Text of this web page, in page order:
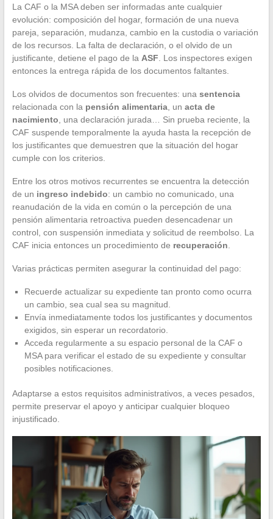
La CAF o la MSA deben ser informadas ante cualquier
evolución: composición del hogar, formación de una nueva
pareja, separación, mudanza, cambio en la custodia o variación
de los recursos. La falta de declaración, o el olvido de un
justificante, detiene el pago de la ASF . Los inspectores exigen
entonces la entrega rápida de los documentos faltantes.
Los olvidos de documentos son frecuentes: una sentencia
relacionada con la pensión alimentaria, un acta de
nacimiento , una declaración jurada… Sin prueba reciente, la
CAF suspende temporalmente la ayuda hasta la recepción de
los justificantes que demuestren que la situación del hogar
cumple con los criterios.
Entre los otros motivos recurrentes se encuentra la detección
de un ingreso indebido: un cambio no comunicado, una
reanudación de la vida en común o la percepción de una
pensión alimentaria retroactiva pueden desencadenar un
control, con suspensión inmediata y solicitud de reembolso. La
CAF inicia entonces un procedimiento de recuperación
Varias prácticas permiten asegurar la continuidad del pago:
Recuerde actualizar su expediente tan pronto como ocurra
un cambio, sea cual sea su magnitud.
Envía inmediatamente todos los justificantes y documentos
exigidos, sin esperar un recordatorio.
Acceda regularmente a su espacio personal de la CAF o
MSA para verificar el estado de su expediente y consultar
posibles notificaciones.
Adaptarse a estos requisitos administrativos, a veces pesados,
permite preservar el apoyo y anticipar cualquier bloqueo
injustificado.